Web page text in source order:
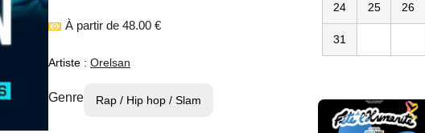
À partir de 48.00 €
Artiste : Orelsan
Genre Rap / Hip hop / Slam
24 25 26
31